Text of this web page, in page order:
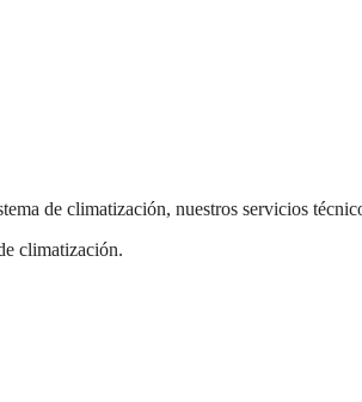
de climatización, nuestros servicios
climatización.